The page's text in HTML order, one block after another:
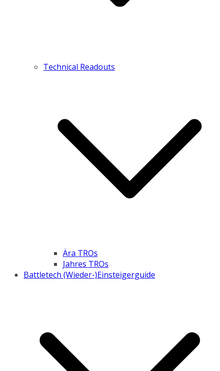
Technical Readouts
Ära TROs
Jahres TROs
Battletech (Wieder-)Einsteigerguide